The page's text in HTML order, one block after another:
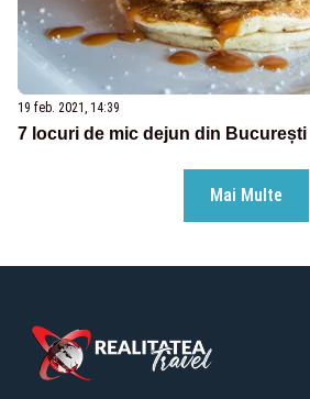
19 feb. 2021, 14:39
7 locuri de mic dejun din București
Mai Multe